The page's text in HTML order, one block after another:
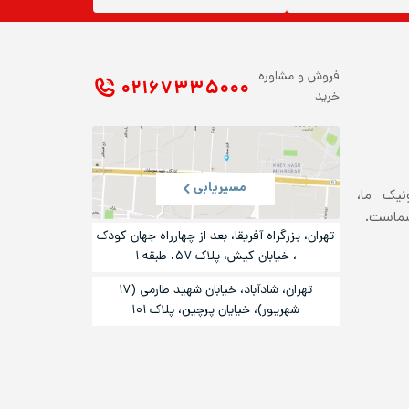
ما،
فروش و مشاوره
خرید
۰۲۱ ۶۷۳۳۵۰۰۰
مسیریابی
تهران، بزرگراه آفریقا، بعد از چهارراه جهان کودک
، خیابان کیش، پلاک ۵۷، طبقه ۱
تهران، شادآباد، خیابان شهید طارمی (۱۷
شهریور)، خیایان پرچین، پلاک ۱۰۱